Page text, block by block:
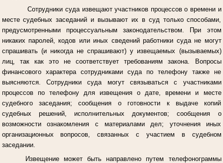
Сотрудники суда извещают участников процессов о времени и
месте судебных заседаний и вызывают их в суд только способами,
предусмотренными процессуальным законодательством. При этом
никаких паролей, кодов или иных сведений работники суда не могут
спрашивать (и никогда не спрашивают) у извещаемых (вызываемых)
лиц, так как это не соответствует требованиям закона. Вопросы
финансового характера сотрудниками суда по телефону также не
выясняются. Сотрудники суда могут связываться с участниками
процессов по телефону для извещения о дате, времени и месте
судебного заседания; сообщения о готовности к выдаче копий
судебных решений, исполнительных документов; сообщения о
возможности ознакомления с материалами дел; уточнения иных
организационных вопросов, связанных с участием в судебном
заседании.
Извещение может быть направлено путем телефонограммы